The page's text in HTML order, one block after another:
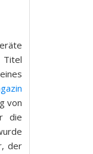
von
die
der